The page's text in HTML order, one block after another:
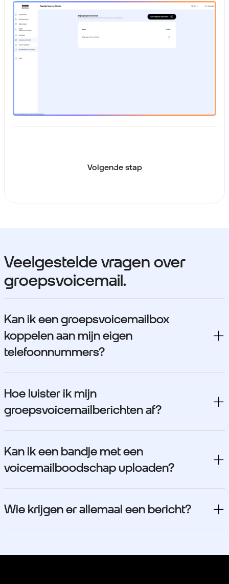
Volgende stap
Veelgestelde vragen over
groepsvoicemail.
Kan ik een groepsvoicemailbox
koppelen aan mijn eigen
telefoonnummers?
Hoe luister ik mijn
groepsvoicemailberichten af?
Kan ik een bandje met een
voicemailboodschap uploaden?
Wie krijgen er allemaal een bericht?